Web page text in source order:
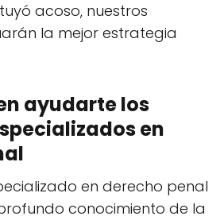
acoso, nuestros
la mejor estrategia
ayudarte los
en
en derecho penal
conocimiento de la